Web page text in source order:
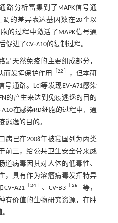
路分析富集到了MAPK信号通
调的差异表达基因数在20个以
胞的过程中激活了MAPK信号通
促进了CV⁃A10的复制过程。
是天然免疫的主要组成部分，
而发挥保护作用
［22］
，但本研
通路。Lei等发现EV⁃A71感染
的产生来达到免疫逃逸的目的
在感染RD细胞的过程中，通
逃逸的目的。
病已在2008年被我国列为丙类
前三，给公共卫生安全带来威
道病毒因其对人体的低毒性、
，具有作为溶瘤病毒发挥特异
［24］ 、CV⁃B3 ［25］等，
有价值的生物研究资源，在肿